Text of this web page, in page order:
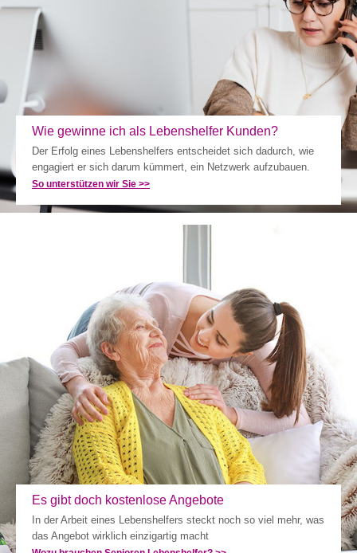
Wie gewinne ich als Lebenshelfer Kunden?
Der Erfolg eines Lebenshelfers entscheidet sich dadurch, wie
engagiert er sich darum kümmert, ein Netzwerk aufzubauen.
So unterstützen wir Sie >>
Es gibt doch kostenlose Angebote
In der Arbeit eines Lebenshelfers steckt noch so viel mehr, was
das Angebot wirklich einzigartig macht